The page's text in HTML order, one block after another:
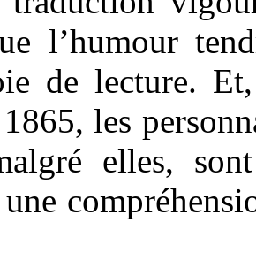
l’humour
de lecture.
les
elles,